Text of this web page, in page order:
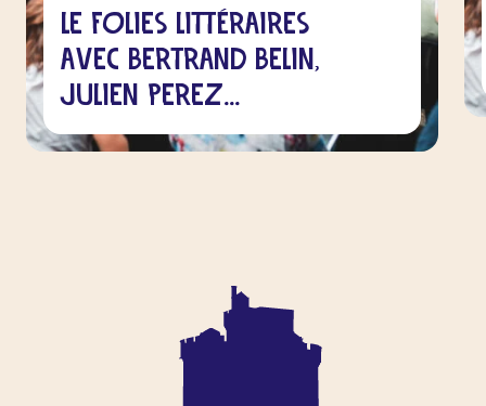
Le Folies Littéraires
avec Bertrand Belin,
Julien Perez...